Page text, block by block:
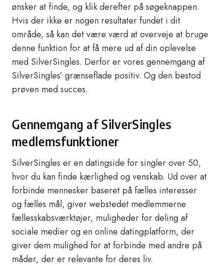
ønsker at finde, og klik derefter på søgeknappen.
Hvis der ikke er nogen resultater fundet i dit
område, så kan det være værd at overveje at bruge
denne funktion for at få mere ud af din oplevelse
med SilverSingles. Derfor er vores gennemgang af
SilverSingles’ grænseflade positiv. Og den bestod
prøven med succes.
Gennemgang af SilverSingles
medlemsfunktioner
SilverSingles er en datingside for singler over 50,
hvor du kan finde kærlighed og venskab. Ud over at
forbinde mennesker baseret på fælles interesser
og fælles mål, giver webstedet medlemmerne
fællesskabsværktøjer, muligheder for deling af
sociale medier og en online datingplatform, der
giver dem mulighed for at forbinde med andre på
måder, der er relevante for deres liv.